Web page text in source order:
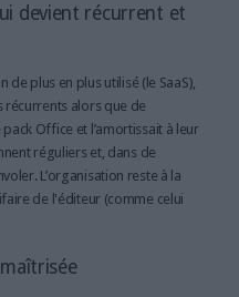
devient récurrent et
de plus en plus utilisé (le SaaS),
récurrents alors que de
Office et l’amortissait à leur
réguliers et, dans de
L’organisation reste à la
de l'éditeur (comme celui